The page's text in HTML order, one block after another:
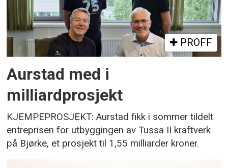
PROFF
Aurstad med i
milliardprosjekt
KJEMPEPROSJEKT: Aurstad fikk i sommer tildelt
entreprisen for utbyggingen av Tussa II kraftverk
på Bjørke, et prosjekt til 1,55 milliarder kroner.